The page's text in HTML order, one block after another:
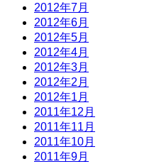
2012年7月
2012年6月
2012年5月
2012年4月
2012年3月
2012年2月
2012年1月
2011年12月
2011年11月
2011年10月
2011年9月